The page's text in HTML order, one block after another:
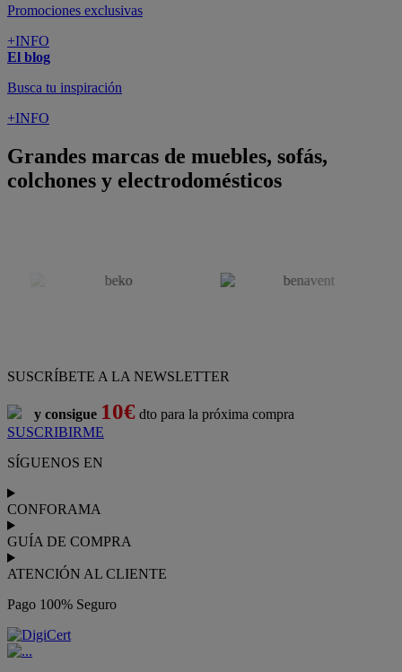
Promociones exclusivas
+INFO
El blog
Busca tu inspiración
+INFO
Grandes marcas de muebles, sofás,
colchones y electrodomésticos
SUSCRÍBETE A LA NEWSLETTER
y consigue 10€ dto para la próxima compra
SUSCRIBIRME
SÍGUENOS EN
CONFORAMA
GUÍA DE COMPRA
ATENCIÓN AL CLIENTE
Pago 100% Seguro